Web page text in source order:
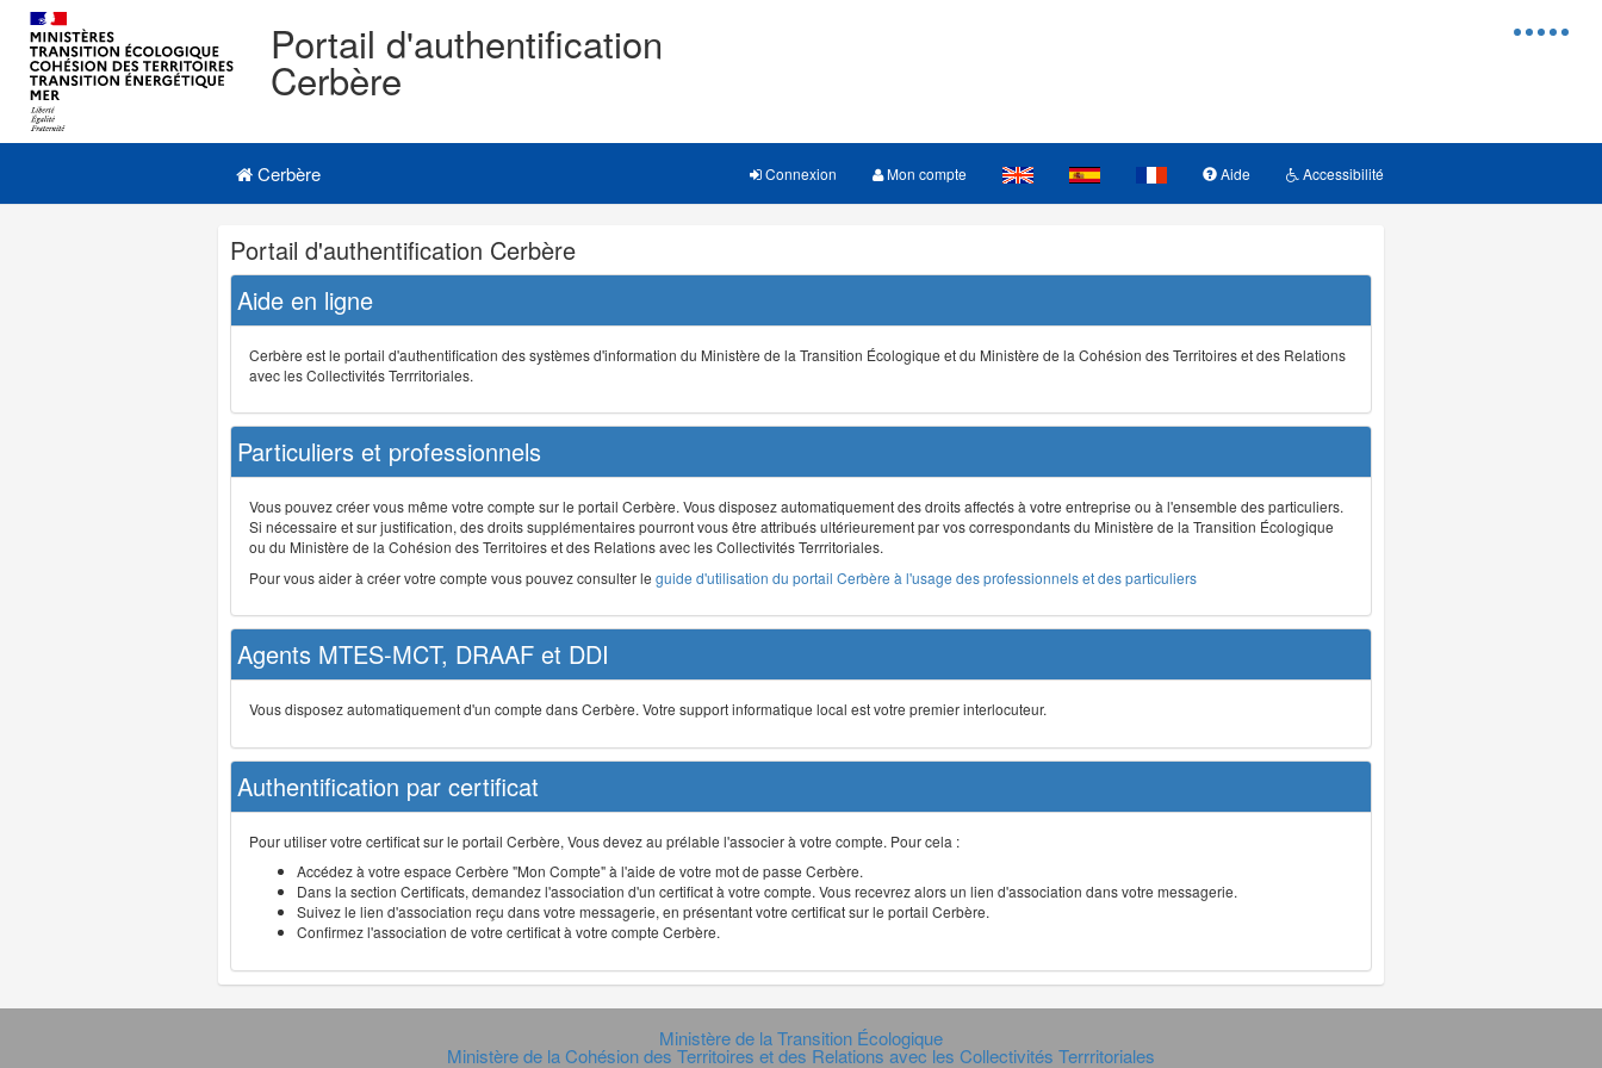
Menu
Portail d'authentification
Cerbère
Navigation
Menu principal
Cerbère Connexion Mon compte Aide Accessibilité
Navigation
et
outils
annexes
Portail d'authentification Cerbère
Aide en ligne
Cerbère est le portail d'authentification des systèmes d'information du Ministère de la Transition Écologique et du Ministère de la Cohésion des Territoires et des Relations
avec les Collectivités Terrritoriales.
Particuliers et professionnels
Vous pouvez créer vous même votre compte sur le portail Cerbère. Vous disposez automatiquement des droits affectés à votre entreprise ou à l'ensemble des particuliers.
Si nécessaire et sur justification, des droits supplémentaires pourront vous être attribués ultérieurement par vos correspondants du Ministère de la Transition Écologique
ou du Ministère de la Cohésion des Territoires et des Relations avec les Collectivités Terrritoriales.
Pour vous aider à créer votre compte vous pouvez consulter le guide d'utilisation du portail Cerbère à l'usage des professionnels et des particuliers
Agents MTES-MCT, DRAAF et DDI
Vous disposez automatiquement d'un compte dans Cerbère. Votre support informatique local est votre premier interlocuteur.
Authentification par certificat
Pour utiliser votre certificat sur le portail Cerbère, Vous devez au prélable l'associer à votre compte. Pour cela :
Accédez à votre espace Cerbère "Mon Compte" à l'aide de votre mot de passe Cerbère.
Dans la section Certificats, demandez l'association d'un certificat à votre compte. Vous recevrez alors un lien d'association dans votre messagerie.
Suivez le lien d'association reçu dans votre messagerie, en présentant votre certificat sur le portail Cerbère.
Confirmez l'association de votre certificat à votre compte Cerbère.
Ministère de la Transition Écologique
Ministère de la Cohésion des Territoires et des Relations avec les Collectivités Terrritoriales